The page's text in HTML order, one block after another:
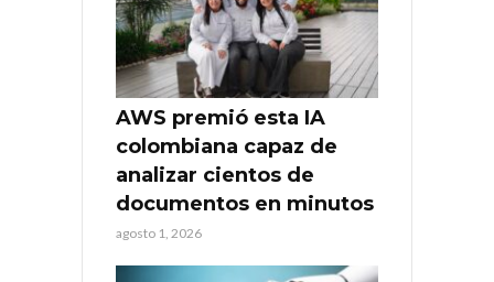
AWS premió esta IA
colombiana capaz de
analizar cientos de
documentos en minutos
agosto 1, 2026